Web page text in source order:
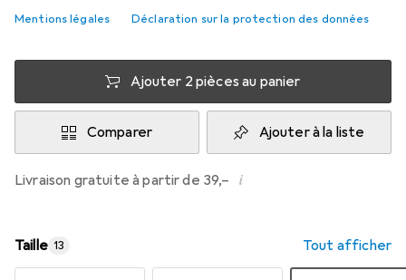
Mentions légales Déclaration sur la protection des données
Ajouter 2 pièces au panier
Comparer Ajouter à la liste
Livraison gratuite à partir de 39,– i
Taille 13 Tout afficher